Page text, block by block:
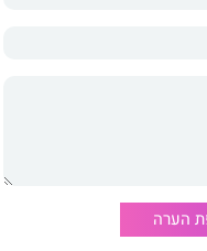
ברגע הזה אוחזת
הערה